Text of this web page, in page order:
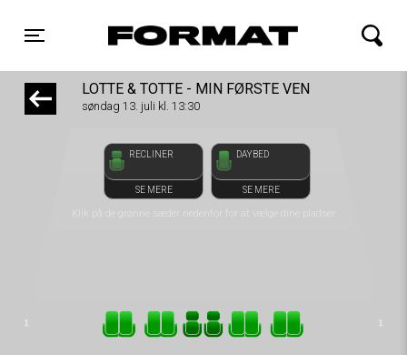
Toggle navigation
FORMAT Biograf
LOTTE & TOTTE - MIN FØRSTE VEN
søndag 13. juli kl. 13:30
RECLINER
SE MERE
DAYBED
SE MERE
Klik på de grønne sæder nedenfor for at vælge dine pladser
front03-cc 050914